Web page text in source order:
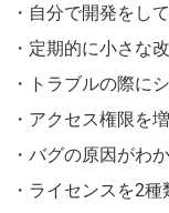
・自分で開発をし
・定期的に小さな
・トラブルの際に
・アクセス権限を
・バグの原因がわ
・ライセンスを2